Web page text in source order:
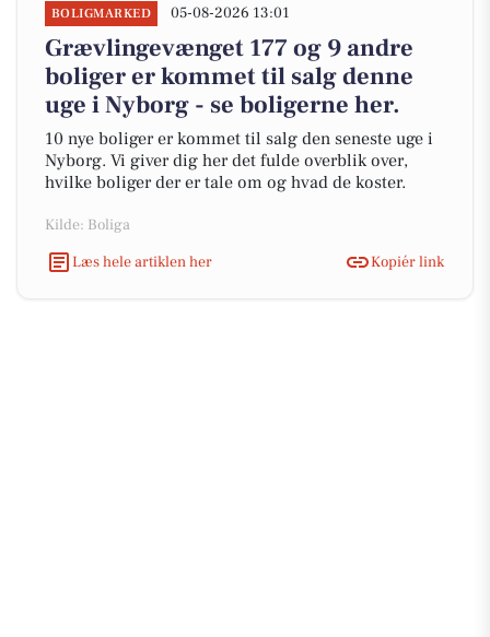
BOLIGMARKED 05-08-2026 13:01
Grævlingevænget 177 og 9 andre
boliger er kommet til salg denne
uge i Nyborg - se boligerne her.
10 nye boliger er kommet til salg den seneste uge i
Nyborg. Vi giver dig her det fulde overblik over,
hvilke boliger der er tale om og hvad de koster.
Kilde: Boliga
Læs hele artiklen her
Kopiér link